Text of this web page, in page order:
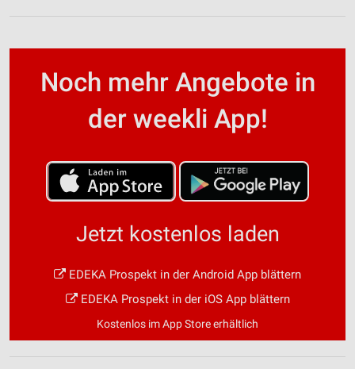
Noch mehr Angebote in
der weekli App!
Jetzt kostenlos laden
EDEKA Prospekt in der Android App blättern
EDEKA Prospekt in der iOS App blättern
Kostenlos im App Store erhältlich